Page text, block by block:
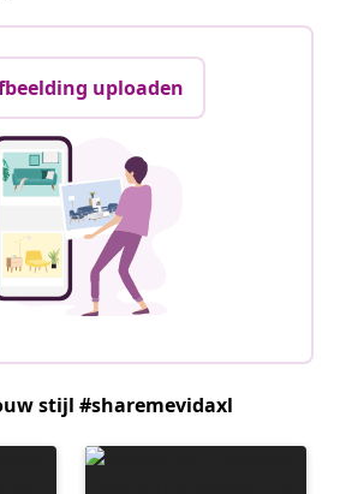
uploaden
stijl #sharemevidaxl